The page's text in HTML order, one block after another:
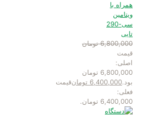
همراه با
ویتامین
سی-290
تایی
6,800,000 تومان
قیمت
اصلی:
6,800,000 تومان
بود.6,400,000 تومانقیمت
فعلی:
6,400,000 تومان.